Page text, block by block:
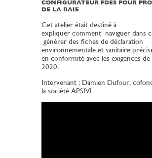
CONFIGURATEUR FDES POUR
DE LA BAIE
Cet atelier était destiné à
expliquer comment naviguer dans
générer des fiches de déclaration
environnementale et sanitaire
en conformité avec les exigences de
2020.
Intervenant : Damien Dufour,
la société APSIVI